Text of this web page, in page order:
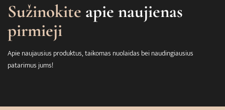
Sužinokite apie naujienas
pirmieji
Apie naujausius produktus, taikomas nuolaidas bei naudingiausius
patarimus jums!